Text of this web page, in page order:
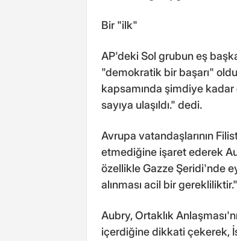
Bir "ilk"
AP'deki Sol grubun eş
"demokratik bir başarı"
kapsamında şimdiye kadar
sayıya ulaşıldı." dedi.
Avrupa vatandaşlarının
etmediğine işaret ederek
özellikle Gazze Şeridi'nde
alınması acil bir
Aubry, Ortaklık
içerdiğine dikkati çekerek,